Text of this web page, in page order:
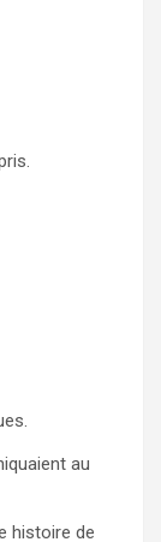
au
histoire de